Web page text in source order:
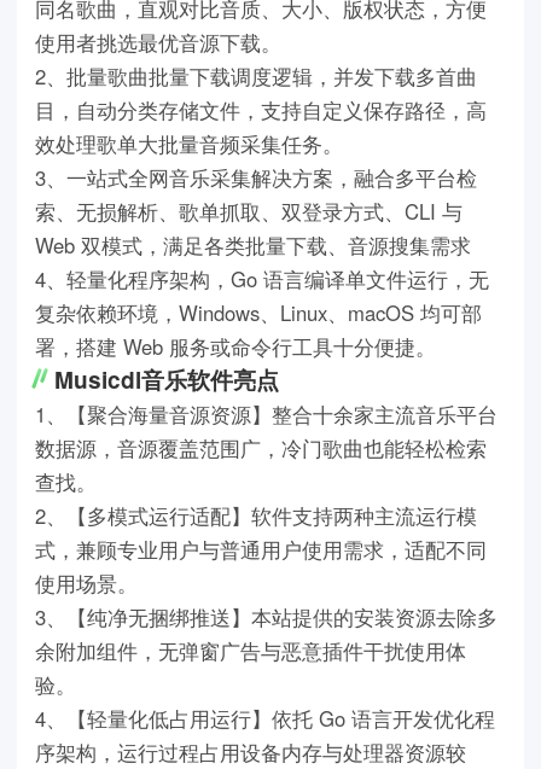
同名歌曲，直观对比音质、大小、版权状态，方便
使用者挑选最优音源下载。
2、批量歌曲批量下载调度逻辑，并发下载多首曲
目，自动分类存储文件，支持自定义保存路径，高
效处理歌单大批量音频采集任务。
3、一站式全网音乐采集解决方案，融合多平台检
索、无损解析、歌单抓取、双登录方式、CLI 与
Web 双模式，满足各类批量下载、音源搜集需求
4、轻量化程序架构，Go 语言编译单文件运行，无
复杂依赖环境，Windows、Linux、macOS 均可部
署，搭建 Web 服务或命令行工具十分便捷。
Musicdl音乐软件亮点
1、【聚合海量音源资源】整合十余家主流音乐平台
数据源，音源覆盖范围广，冷门歌曲也能轻松检索
查找。
2、【多模式运行适配】软件支持两种主流运行模
式，兼顾专业用户与普通用户使用需求，适配不同
使用场景。
3、【纯净无捆绑推送】本站提供的安装资源去除多
余附加组件，无弹窗广告与恶意插件干扰使用体
验。
4、【轻量化低占用运行】依托 Go 语言开发优化程
序架构，运行过程占用设备内存与处理器资源较